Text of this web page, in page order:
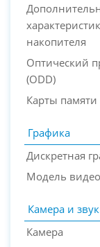
накопителя
Оптический
(ODD)
Карты памяти
Графика
Дискретная
Модель
Камера и звук
Камера